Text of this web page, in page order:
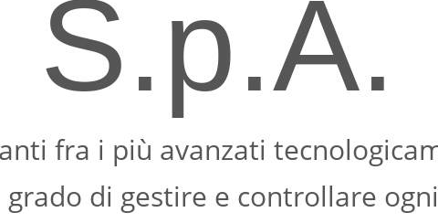
S.p.A.
fra i più avanzati
di gestire e controllare